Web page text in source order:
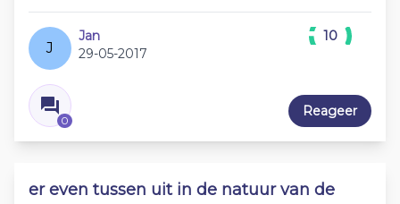
J
Jan
29-05-2017
0
10
Reageer
er even tussen uit in de natuur van de